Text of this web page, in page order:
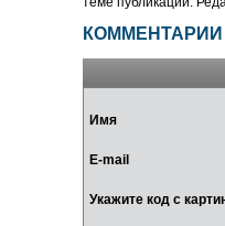
КОММЕНТАРИИ
Имя
E-mail
Укажите код с